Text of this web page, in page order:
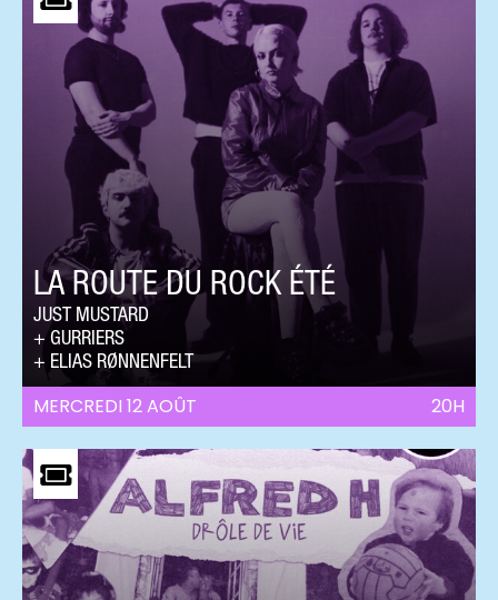
MERCREDI 12 AOÛT 20H
LA ROUTE DU ROCK ÉTÉ
JUST MUSTARD
GURRIERS
ELIAS RØNNENFELT